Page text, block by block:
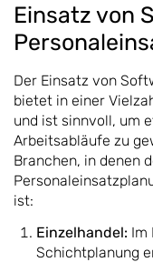
Einsatz von
Der Einsatz von
bietet in einer
und ist sinnvoll, um
Arbeitsabläufe zu
Branchen, in denen
ist:
Einzelhandel: Im
Schichtplanung